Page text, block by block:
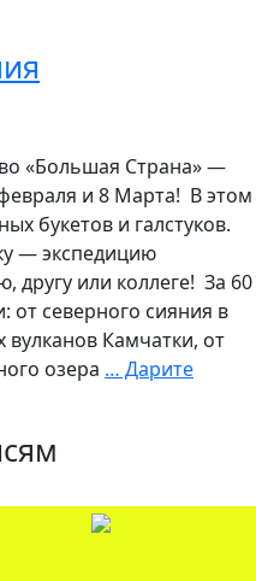
«Большая Страна» —
и 8 Марта! В этом
букетов и галстуков.
— экспедицию
другу или коллеге! За 60
от северного сияния в
вулканов Камчатки, от
озера … Дарите